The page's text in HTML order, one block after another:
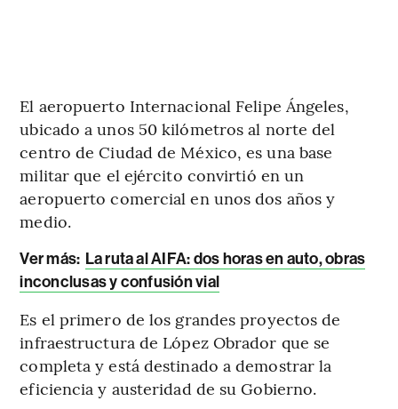
El aeropuerto Internacional Felipe Ángeles,
ubicado a unos 50 kilómetros al norte del
centro de Ciudad de México, es una base
militar que el ejército convirtió en un
aeropuerto comercial en unos dos años y
medio.
Ver más: La ruta al AIFA: dos horas en auto, obras
inconclusas y confusión vial
Es el primero de los grandes proyectos de
infraestructura de López Obrador que se
completa y está destinado a demostrar la
eficiencia y austeridad de su Gobierno.